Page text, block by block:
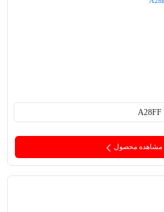
مشاهده محصول